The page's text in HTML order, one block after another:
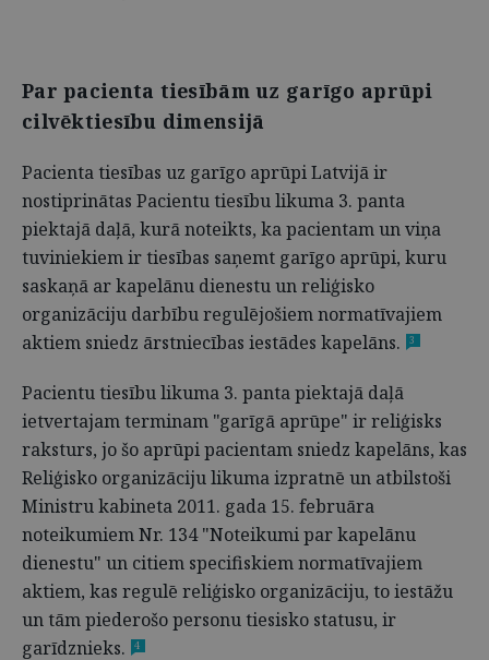
Par pacienta tiesībām uz garīgo aprūpi
cilvēktiesību dimensijā
Pacienta tiesības uz garīgo aprūpi Latvijā ir
nostiprinātas Pacientu tiesību likuma 3. panta
piektajā daļā, kurā noteikts, ka pacientam un viņa
tuviniekiem ir tiesības saņemt garīgo aprūpi, kuru
saskaņā ar kapelānu dienestu un reliģisko
organizāciju darbību regulējošiem normatīvajiem
aktiem sniedz ārstniecības iestādes kapelāns.
3
Pacientu tiesību likuma 3. panta piektajā daļā
ietvertajam terminam "garīgā aprūpe" ir reliģisks
raksturs, jo šo aprūpi pacientam sniedz kapelāns, kas
Reliģisko organizāciju likuma izpratnē un atbilstoši
Ministru kabineta 2011. gada 15. februāra
noteikumiem Nr. 134 "Noteikumi par kapelānu
dienestu" un citiem specifiskiem normatīvajiem
aktiem, kas regulē reliģisko organizāciju, to iestāžu
un tām piederošo personu tiesisko statusu, ir
garīdznieks.
4